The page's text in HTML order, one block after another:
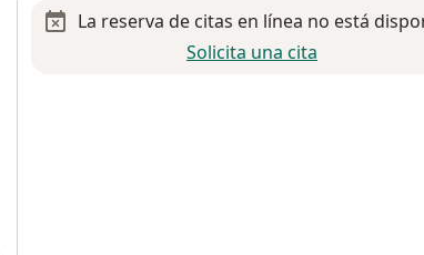
La reserva de citas en línea no está
Solicita una cita